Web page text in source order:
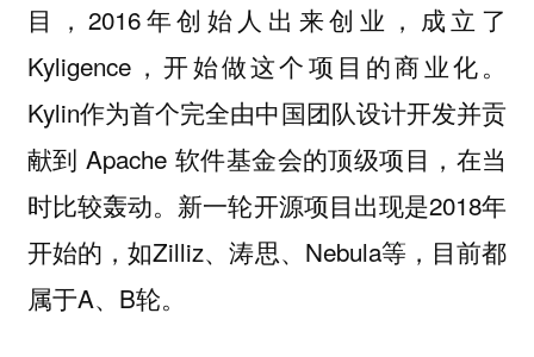
目，2016年创始人出来创业，成立了
Kyligence，开始做这个项目的商业化。
Kylin作为首个完全由中国团队设计开发并贡
献到 Apache 软件基金会的顶级项目，在当
时比较轰动。新一轮开源项目出现是2018年
开始的，如Zilliz、涛思、Nebula等，目前都
属于A、B轮。